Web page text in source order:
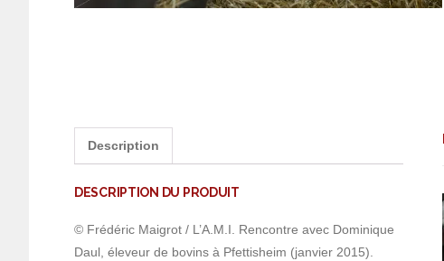
Description
DESCRIPTION DU PRODUIT
© Frédéric Maigrot / L’A.M.I. Rencontre avec Dominique
Daul, éleveur de bovins à Pfettisheim (janvier 2015).